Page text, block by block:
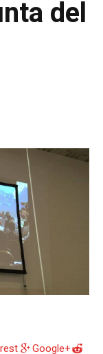
del
Google+